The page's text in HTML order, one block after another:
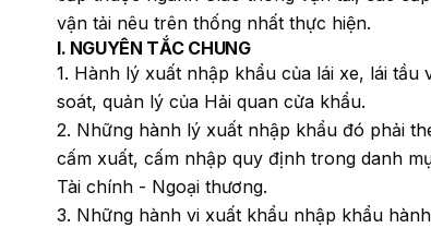
vận tải nêu trên thống nhất thực hiện.
I. NGUYÊN TẮC CHUNG
1. Hành lý xuất nhập khẩu của lái xe, lái
soát, quản lý của Hải quan cửa khẩu.
2. Những hành lý xuất nhập khẩu đó phải
cấm xuất, cấm nhập quy định trong danh
Tài chính - Ngoại thương.
3. Những hành vi xuất khẩu nhập khẩu